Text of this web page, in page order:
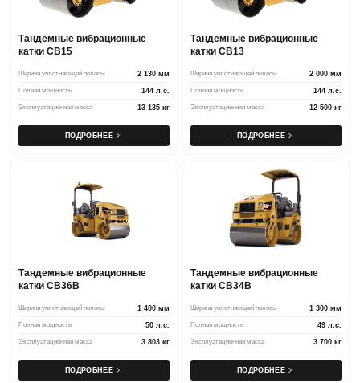
Тандемные вибрационные
катки CB15
Ширина уплотняющей полосы 2 130 мм
Полная мощность 144 л.с.
Эксплуатационная масса 13 135 кг
ПОДРОБНЕЕ
Тандемные вибрационные
катки CB13
Ширина уплотняющей полосы 2 000 мм
Полная мощность 144 л.с.
Эксплуатационная масса 12 500 кг
ПОДРОБНЕЕ
Тандемные вибрационные
катки CB36B
Ширина уплотняющей полосы 1 400 мм
Полная мощность 50 л.с.
Эксплуатационная масса 3 803 кг
ПОДРОБНЕЕ
Тандемные вибрационные
катки CB34B
Ширина уплотняющей полосы 1 300 мм
Полная мощность 49 л.с.
Эксплуатационная масса 3 700 кг
ПОДРОБНЕЕ